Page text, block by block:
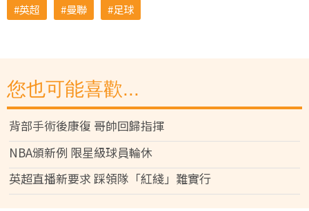
英超 曼聯 足球
您也可能喜歡...
背部手術後康復 哥帥回歸指揮
NBA頒新例 限星級球員輪休
英超直播新要求 踩領隊「紅綫」難實行